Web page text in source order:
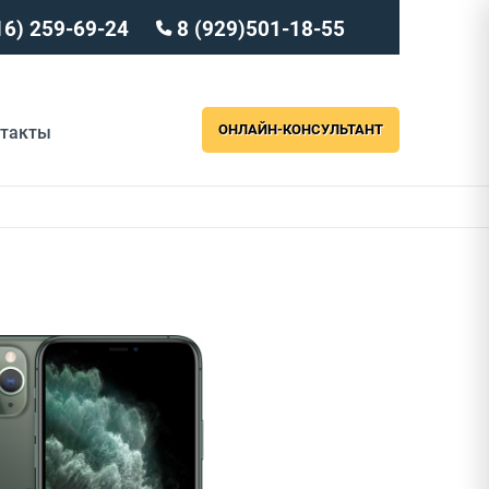
259-69-24 8 (929)501-18-55
ОНЛАЙН-КОНСУЛЬТАНТ